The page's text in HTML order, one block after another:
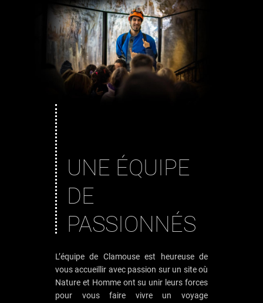
UNE ÉQUIPE
DE
PASSIONNÉS
L’équipe de Clamouse est heureuse de
vous accueillir avec passion sur un site où
Nature et Homme ont su unir leurs forces
pour vous faire vivre un voyage